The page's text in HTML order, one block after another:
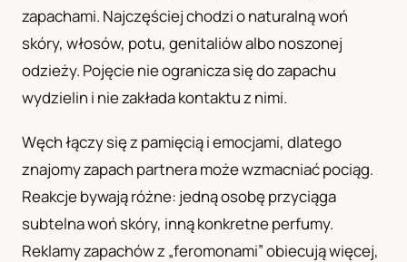
Polski Русский
UA
Українська
zapachami. Najczęściej chodzi o naturalną woń
skóry, włosów, potu, genitaliów albo noszonej
odzieży. Pojęcie nie ogranicza się do zapachu
wydzielin i nie zakłada kontaktu z nimi.
Węch łączy się z pamięcią i emocjami, dlatego
znajomy zapach partnera może wzmacniać pociąg.
Reakcje bywają różne: jedną osobę przyciąga
subtelna woń skóry, inną konkretne perfumy.
Reklamy zapachów z „feromonami” obiecują więcej,